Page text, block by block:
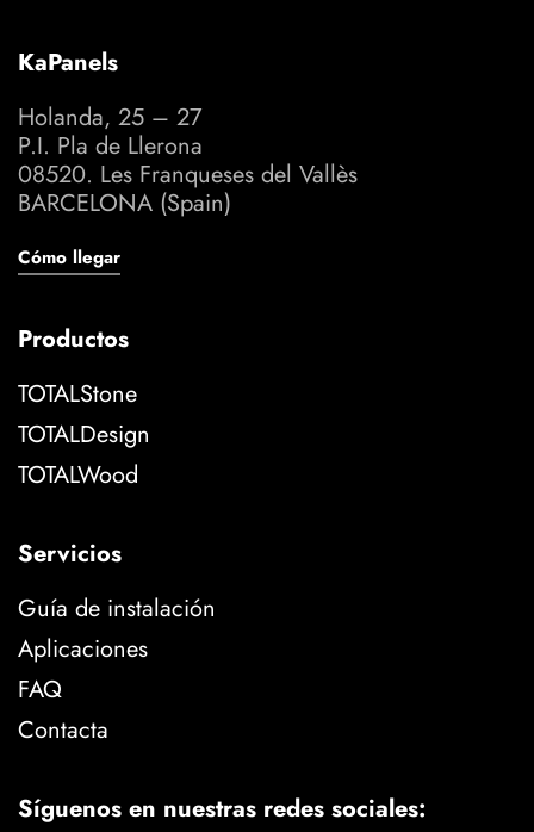
KaPanels
Holanda, 25 – 27
P.I. Pla de Llerona
08520. Les Franqueses del Vallès
BARCELONA (Spain)
Cómo llegar
Productos
TOTALStone
TOTALDesign
TOTALWood
Servicios
Guía de instalación
Aplicaciones
FAQ
Contacta
Síguenos en nuestras redes sociales: